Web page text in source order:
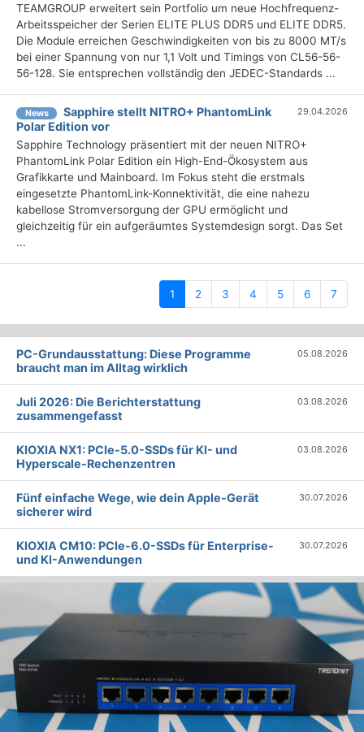
TEAMGROUP erweitert sein Portfolio um neue Hochfrequenz-
Arbeitsspeicher der Serien ELITE PLUS DDR5 und ELITE DDR5.
Die Module erreichen Geschwindigkeiten von bis zu 8000 MT/s
bei einer Spannung von nur 1,1 Volt und Timings von CL56-56-
56-128. Sie entsprechen vollständig den JEDEC-Standards ...
News
Sapphire stellt NITRO+ PhantomLink
Polar Edition vor
29.04.2026
Sapphire Technology präsentiert mit der neuen NITRO+
PhantomLink Polar Edition ein High-End-Ökosystem aus
Grafikkarte und Mainboard. Im Fokus steht die erstmals
eingesetzte PhantomLink-Konnektivität, die eine nahezu
kabellose Stromversorgung der GPU ermöglicht und
gleichzeitig für ein aufgeräumtes Systemdesign sorgt. Das Set
...
1 (current)
2 3 4 5 6 7
PC-Grundausstattung: Diese Programme
braucht man im Alltag wirklich
05.08.2026
Juli 2026: Die Bericht­erstattung
zusammengefasst
03.08.2026
KIOXIA NX1: PCIe-5.0-SSDs für KI- und
Hyperscale-Rechenzentren
03.08.2026
Fünf einfache Wege, wie dein Apple-Gerät
sicherer wird
30.07.2026
KIOXIA CM10: PCIe-6.0-SSDs für Enterprise-
und KI-Anwendungen
30.07.2026